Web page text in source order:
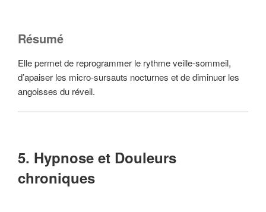
Résumé
Elle permet de reprogrammer le rythme veille-sommeil,
d’apaiser les micro-sursauts nocturnes et de diminuer les
angoisses du réveil.
5. Hypnose et Douleurs
chroniques